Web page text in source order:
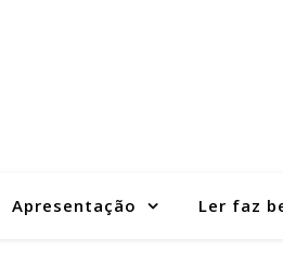
Apresentação Ler faz